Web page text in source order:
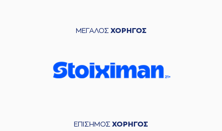
ΜΕΓΑΛΟΣ ΧΟΡΗΓΟΣ
ΕΠΙΣΗΜΟΣ ΧΟΡΗΓΟΣ